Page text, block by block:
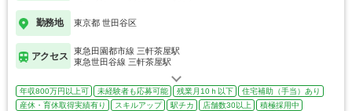
勤務地 東京都 世田谷区
アクセス
東急田園都市線 三軒茶屋駅
東急世田谷線 三軒茶屋駅
年収800万円以上可 未経験者も応募可能 残業月10ｈ以下
住宅補助（手当）あり
産休・育休取得実績有り
スキルアップ 駅チカ 店舗数30以上
積極採用中